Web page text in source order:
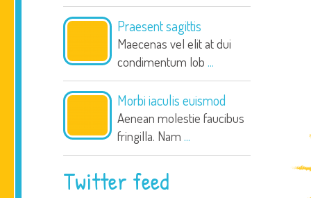
Praesent sagittis
Maecenas vel elit at dui
condimentum lob ...
Morbi iaculis euismod
Aenean molestie faucibus
fringilla. Nam ...
Twitter feed